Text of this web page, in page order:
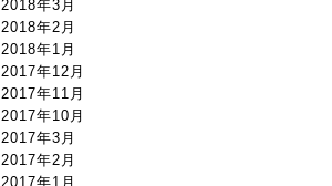
2018年3月
2018年2月
2018年1月
2017年12月
2017年11月
2017年10月
2017年3月
2017年2月
2017年1月